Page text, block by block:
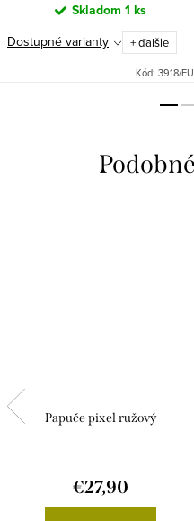
Skladom 1 ks
Dostupné varianty + ďalšie
Kód: 3918/EU
Papuče pixel ružový
€27,90